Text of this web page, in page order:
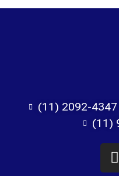
(11) 2092-4347
(11)